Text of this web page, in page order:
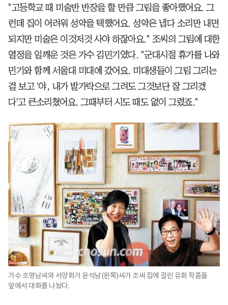
"고등학교 때 미술반 반장을 할 만큼 그림을 좋아했어요. 그
런데 집이 어려워 성악을 택했어요. 성악은 냅다 소리만 내면
되지만 미술은 이것저것 사야 하잖아요." 조씨의 그림에 대한
열정을 일깨운 것은 가수 김민기였다. "군대시절 휴가를 나와
민기와 함께 서울대 미대에 갔어요. 미대생들이 그림 그리는
걸 보고 '야, 내가 발가락으로 그려도 그것보단 잘 그리겠
다'고 큰소리쳤어요. 그때부터 시도 때도 없이 그렸죠."
가수 조영남씨와 서양화가 윤석남(왼쪽)씨가 조씨 집에 걸린 유화 작품들
앞에서 대화를 나눴다.